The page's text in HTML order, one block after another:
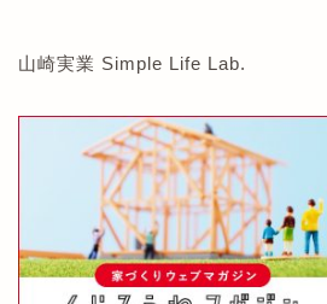
山崎実業 Simple Life Lab.